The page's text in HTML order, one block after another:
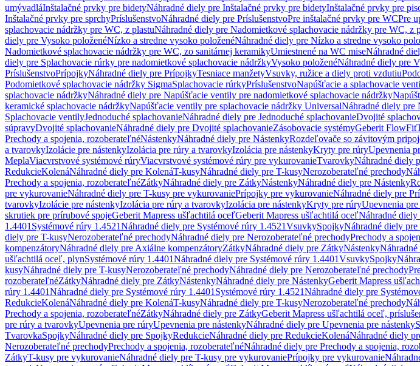
umývadláInštalačné prvky pre bidetyNáhradné diely pre Inštalačné prvky pre bidetyInštalačné prvky pre
Inštalačné prvky pre sprchyPríslušenstvoNáhradné diely pre PríslušenstvoPre inštalačné prvky pre WCPre
splachovacie nádržky pre WC, z plastuNáhradné diely pre Nadomietkové splachovacie nádržky pre WC, z
diely pre Vysoko položenéNízko a stredne vysoko položenéNáhradné diely pre Nízko a stredne vysoko
Nadomietkové splachovacie nádržky pre WC, zo sanitárnej keramikyUmiestnené na WC miseNáhradné
diely pre Splachovacie rúrky pre nadomietkové splachovacie nádržkyVysoko položenéNáhradné diely pre
PríslušenstvoPrípojkyNáhradné diely pre PrípojkyTesniace manžetyVsuvky, ružice a diely proti vzdutiu
Podomietkové splachovacie nádržky SigmaSplachovacie rúrkyPríslušenstvoNapúšťacie a splachovacie
splachovacie nádržkyNáhradné diely pre Napúšťacie ventily pre nadomietkové splachovacie nádržky
keramické splachovacie nádržkyNapúšťacie ventily pre splachovacie nádržky UniversalNáhradné diely pre
Splachovacie ventilyJednoduché splachovanieNáhradné diely pre Jednoduché splachovanieDvojité
súpravyDvojité splachovanieNáhradné diely pre Dvojité splachovanieZásobovacie systémyGeberit FlowFit
Prechody a spojenia, rozoberateľnéNástenkyNáhradné diely pre NástenkyRozdeľovače so závitovým
a tvarovkyIzolácie pre nástenkyIzolácia pre rúry a tvarovkyIzolácia pre nástenkyKryty pre rúryUpevnenia
MeplaViacvrstvové systémové rúryViacvrstvové systémové rúry pre vykurovanieTvarovkyNáhradné diely
RedukcieKolenáNáhradné diely pre KolenáT-kusyNáhradné diely pre T-kusyNerozoberateľné prechody
Prechody a spojenia, rozoberateľnéZátkyNáhradné diely pre ZátkyNástenkyNáhradné diely pre Nástenky
pre vykurovanieNáhradné diely pre T-kusy pre vykurovaniePrípojky pre vykurovanieNáhradné diely pre
tvarovkyIzolácie pre nástenkyIzolácia pre rúry a tvarovkyIzolácia pre nástenkyKryty pre rúryUpevnenia
skrutiek pre prírubové spojeGeberit Mapress ušľachtilá oceľGeberit Mapress ušľachtilá oceľNáhradné
1.4401 Systémové rúry 1.4521Náhradné diely pre Systémové rúry 1.4521VsuvkySpojkyNáhradné diely
diely pre T-kusyNerozoberateľné prechodyNáhradné diely pre Nerozoberateľné prechodyPrechody a
kompenzátoryNáhradné diely pre Axiálne kompenzátoryZátkyNáhradné diely pre ZátkyNástenky
ušľachtilá oceľ, plynSystémové rúry 1.4401Náhradné diely pre Systémové rúry 1.4401VsuvkySpojky
kusyNáhradné diely pre T-kusyNerozoberateľné prechodyNáhradné diely pre Nerozoberateľné prechody
rozoberateľnéZátkyNáhradné diely pre ZátkyNástenkyNáhradné diely pre NástenkyGeberit Mapress
rúry 1.4401Náhradné diely pre Systémové rúry 1.4401 Systémové rúry 1.4521Náhradné diely pre
RedukcieKolenáNáhradné diely pre KolenáT-kusyNáhradné diely pre T-kusyNerozoberateľné prechody
Prechody a spojenia, rozoberateľnéZátkyNáhradné diely pre ZátkyGeberit Mapress ušľachtilá oceľ,
pre rúry a tvarovkyUpevnenia pre rúryUpevnenia pre nástenkyNáhradné diely pre Upevnenia pre nástenky
TvarovkaSpojkyNáhradné diely pre SpojkyRedukcieNáhradné diely pre RedukcieKolenáNáhradné diely
Nerozoberateľné prechodyPrechody a spojenia, rozoberateľnéNáhradné diely pre Prechody a spojenia,
ZátkyT-kusy pre vykurovanieNáhradné diely pre T-kusy pre vykurovaniePrípojky pre vykurovanie